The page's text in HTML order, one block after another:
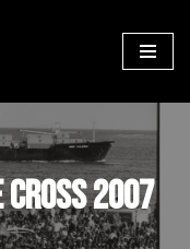
CROSS 2007